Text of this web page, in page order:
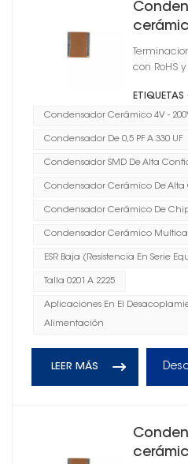
0201
con RoHS
ETIQUETAS
Condensador Cerámico 4V -
Condensador De 0,5 PF A 330 UF
Condensador SMD De Alta
Condensador Cerámico De
Condensador Cerámico De
Condensador Cerámico
ESR Baja (resistencia En Serie
Talla 0201 A 2225
Aplicaciones En El
Alimentación
LEER MÁS